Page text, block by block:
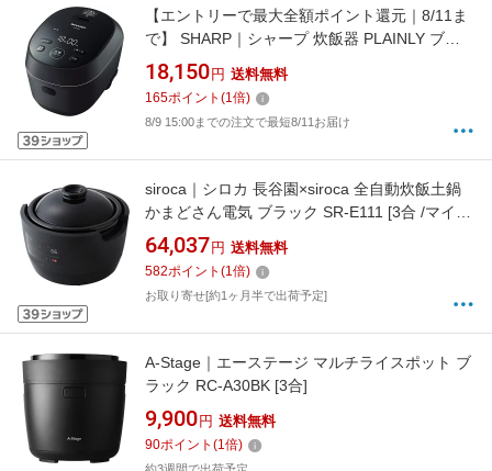
【エントリーで最大全額ポイント還元｜8/11ま
で】 SHARP｜シャープ 炊飯器 PLAINLY ブラ
ック系 KS-HF05B-B [3合 /IH]
【rb_cooking_cpn】
18,150 円 送料無料
165ポイント (1倍)
8/9 15:00までの注文で最短8/11お届け
siroca｜シロカ 長谷園×siroca 全自動炊飯土鍋
かまどさん電気 ブラック SR-E111 [3合 /マイコ
ン][SRE111]
64,037 円 送料無料
582ポイント (1倍)
お取り寄せ[約1ヶ月半で出荷予定]
A-Stage｜エーステージ マルチライスポット ブ
ラック RC-A30BK [3合]
9,900 円 送料無料
90ポイント (1倍)